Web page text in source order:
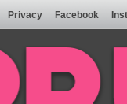
Privacy Facebook